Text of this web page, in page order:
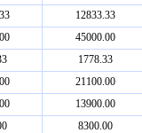
12833.33
45000.00
1778.33
21100.00
13900.00
8300.00